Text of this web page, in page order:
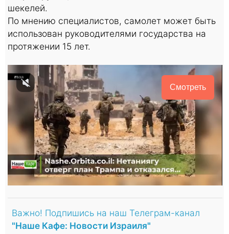
шекелей.
По мнению специалистов, самолет может быть
использован руководителями государства на
протяжении 15 лет.
Смотреть
Важно! Подпишись на наш Телеграм-канал
"Наше Кафе: Новости Израиля"